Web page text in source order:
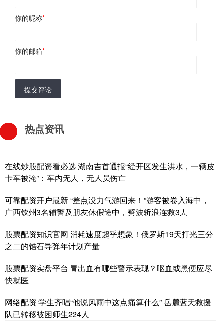
你的昵称*
你的邮箱*
提交评论
热点资讯
在线炒股配资看必选 湖南吉首通报“经开区发生洪水，一辆皮
卡车被淹”：车内无人，无人员伤亡
可靠配资开户最新 “差点没力气游回来！”游客被卷入海中，
广西钦州3名辅警及朋友休假途中，劈波斩浪连救3人
股票配资知识官网 消耗速度超乎想象！俄罗斯19天打光三分
之二的锆石导弹年计划产量
股票配资实盘平台 胃出血有哪些警示表现？呕血或黑便应尽
快就医
网络配资 学生齐唱“他说风雨中这点痛算什么” 岳麓蓝天救援
队已转移被困师生224人